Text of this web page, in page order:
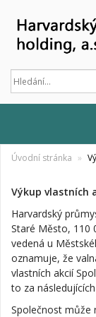
Úvodní stránka
Výkup vlastních
Harvardský
Staré Město, 110
vedená u
oznamuje, že
vlastních akcií
to za
Společnost může